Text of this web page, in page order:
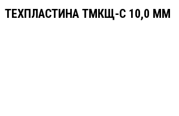
ТЕХПЛАСТИНА ТМКЩ-С 10,0 ММ